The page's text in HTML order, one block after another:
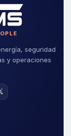
seguridad
y operaciones